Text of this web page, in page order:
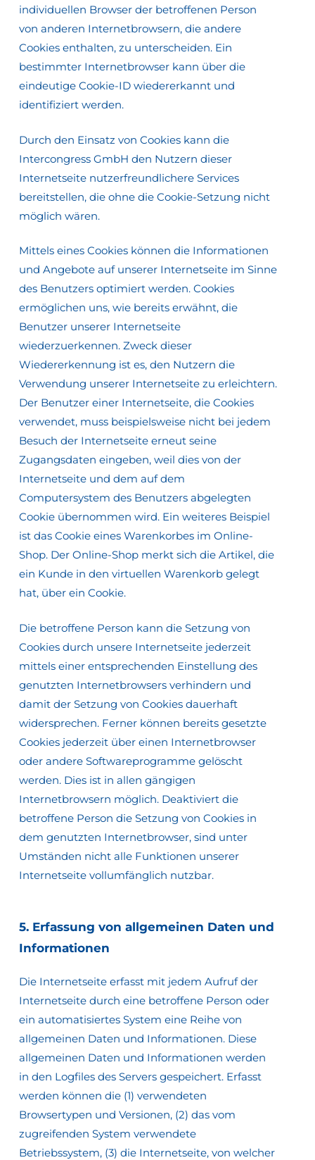
individuellen Browser der betroffenen Person
von anderen Internetbrowsern, die andere
Cookies enthalten, zu unterscheiden. Ein
bestimmter Internetbrowser kann über die
eindeutige Cookie-ID wiedererkannt und
identifiziert werden.
Durch den Einsatz von Cookies kann die
Intercongress GmbH den Nutzern dieser
Internetseite nutzerfreundlichere Services
bereitstellen, die ohne die Cookie-Setzung nicht
möglich wären.
Mittels eines Cookies können die Informationen
und Angebote auf unserer Internetseite im Sinne
des Benutzers optimiert werden. Cookies
ermöglichen uns, wie bereits erwähnt, die
Benutzer unserer Internetseite
wiederzuerkennen. Zweck dieser
Wiedererkennung ist es, den Nutzern die
Verwendung unserer Internetseite zu erleichtern.
Der Benutzer einer Internetseite, die Cookies
verwendet, muss beispielsweise nicht bei jedem
Besuch der Internetseite erneut seine
Zugangsdaten eingeben, weil dies von der
Internetseite und dem auf dem
Computersystem des Benutzers abgelegten
Cookie übernommen wird. Ein weiteres Beispiel
ist das Cookie eines Warenkorbes im Online-
Shop. Der Online-Shop merkt sich die Artikel, die
ein Kunde in den virtuellen Warenkorb gelegt
hat, über ein Cookie.
Die betroffene Person kann die Setzung von
Cookies durch unsere Internetseite jederzeit
mittels einer entsprechenden Einstellung des
genutzten Internetbrowsers verhindern und
damit der Setzung von Cookies dauerhaft
widersprechen. Ferner können bereits gesetzte
Cookies jederzeit über einen Internetbrowser
oder andere Softwareprogramme gelöscht
werden. Dies ist in allen gängigen
Internetbrowsern möglich. Deaktiviert die
betroffene Person die Setzung von Cookies in
dem genutzten Internetbrowser, sind unter
Umständen nicht alle Funktionen unserer
Internetseite vollumfänglich nutzbar.
5. Erfassung von allgemeinen Daten und
Informationen
Die Internetseite erfasst mit jedem Aufruf der
Internetseite durch eine betroffene Person oder
ein automatisiertes System eine Reihe von
allgemeinen Daten und Informationen. Diese
allgemeinen Daten und Informationen werden
in den Logfiles des Servers gespeichert. Erfasst
werden können die (1) verwendeten
Browsertypen und Versionen, (2) das vom
zugreifenden System verwendete
Betriebssystem, (3) die Internetseite, von welcher